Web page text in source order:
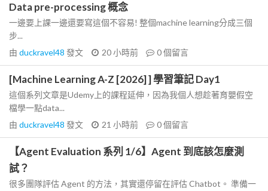
Data pre-processing 概念
一邊要上課一邊還要寫這個不容易! 整個machine learning分成三個
步...
由 duckravel48 發文 20 小時前 0個留言
[Machine Learning A-Z [2026] ] 學習筆記 Day1
這個系列文章是Udemy上的課程延伸，因為我個人想趁著育嬰假空
檔學一點data...
由 duckravel48 發文 21 小時前 0個留言
【Agent Evaluation 系列 1/6】Agent 到底該怎麼測
試？
很多團隊評估 Agent 的方法，其實還停留在評估 Chatbot。 準備一